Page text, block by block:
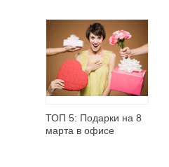
ТОП 5: Подарки на 8
марта в офисе